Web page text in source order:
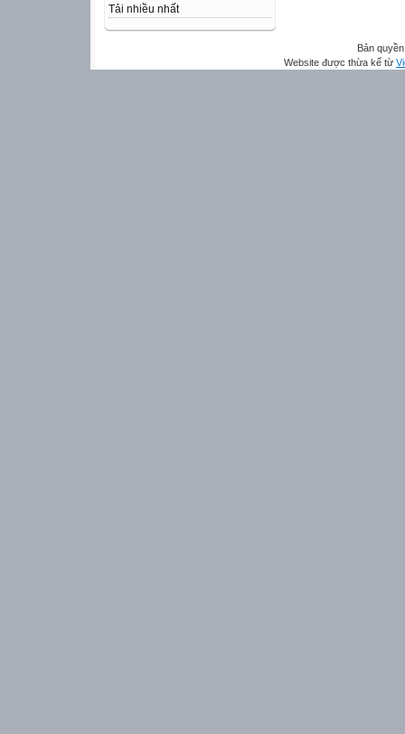
Tải nhiều nhất
Bản
Website được thừa kế từ